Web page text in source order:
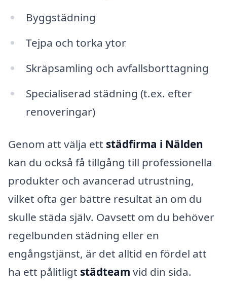
Byggstädning
Tejpa och torka ytor
Skräpsamling och avfallsborttagning
Specialiserad städning (t.ex. efter
renoveringar)
Genom att välja ett städfirma i Nälden
kan du också få tillgång till professionella
produkter och avancerad utrustning,
vilket ofta ger bättre resultat än om du
skulle städa själv. Oavsett om du behöver
regelbunden städning eller en
engångstjänst, är det alltid en fördel att
ha ett pålitligt städteam vid din sida.